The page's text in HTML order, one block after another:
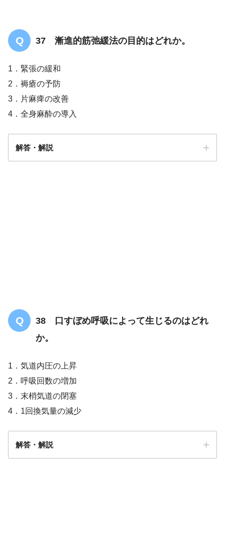
37 漸進的筋弛緩法の目的はどれか。
1．緊張の緩和
2．褥瘡の予防
3．片麻痺の改善
4．全身麻酔の導入
解答・解説
38 口すぼめ呼吸によって生じるのはどれ
か。
1．気道内圧の上昇
2．呼吸回数の増加
3．末梢気道の閉塞
4．1回換気量の減少
解答・解説